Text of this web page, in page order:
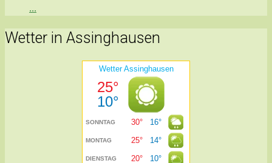
...
Wetter in Assinghausen